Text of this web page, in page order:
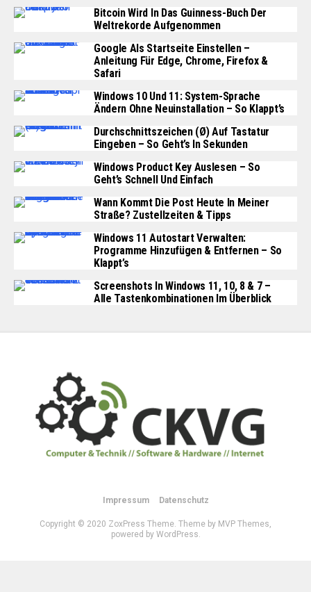
Bitcoin Wird In Das Guinness-Buch Der
Weltrekorde Aufgenommen
Google Als Startseite Einstellen –
Anleitung Für Edge, Chrome, Firefox &
Safari
Windows 10 Und 11: System-Sprache
Ändern Ohne Neuinstallation – So Klappt’s
Durchschnittszeichen (Ø) Auf Tastatur
Eingeben – So Geht’s In Sekunden
Windows Product Key Auslesen – So
Geht’s Schnell Und Einfach
Wann Kommt Die Post Heute In Meiner
Straße? Zustellzeiten & Tipps
Windows 11 Autostart Verwalten:
Programme Hinzufügen & Entfernen – So
Klappt’s
Screenshots In Windows 11, 10, 8 & 7 –
Alle Tastenkombinationen Im Überblick
Impressum Datenschutz
Copyright © 2020 ZoxPress Theme. Theme by MVP Themes,
powered by WordPress.